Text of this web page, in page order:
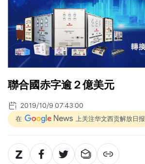
聯合國赤字逾２億美元
2019/10/9 07:43:00
在 上关注华文西贡解放日报